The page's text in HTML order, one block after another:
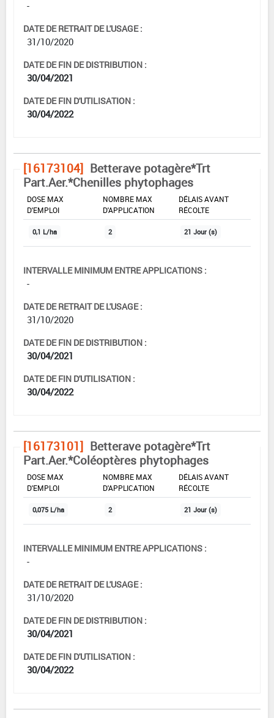
-
DATE DE RETRAIT DE L'USAGE :
31/10/2020
DATE DE FIN DE DISTRIBUTION :
30/04/2021
DATE DE FIN D'UTILISATION :
30/04/2022
[16173104] Betterave potagère*Trt
Part.Aer.*Chenilles phytophages
DOSE MAX
D'EMPLOI
NOMBRE MAX
D'APPLICATION
DÉLAIS AVANT
RÉCOLTE
0,1 L/ha 2 21 Jour (s)
INTERVALLE MINIMUM ENTRE APPLICATIONS :
-
DATE DE RETRAIT DE L'USAGE :
31/10/2020
DATE DE FIN DE DISTRIBUTION :
30/04/2021
DATE DE FIN D'UTILISATION :
30/04/2022
[16173101] Betterave potagère*Trt
Part.Aer.*Coléoptères phytophages
DOSE MAX
D'EMPLOI
NOMBRE MAX
D'APPLICATION
DÉLAIS AVANT
RÉCOLTE
0,075 L/ha 2 21 Jour (s)
INTERVALLE MINIMUM ENTRE APPLICATIONS :
-
DATE DE RETRAIT DE L'USAGE :
31/10/2020
DATE DE FIN DE DISTRIBUTION :
30/04/2021
DATE DE FIN D'UTILISATION :
30/04/2022